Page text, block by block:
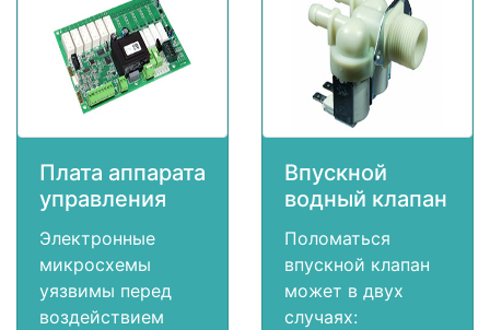
Плата аппарата
управления
Электронные
микросхемы
уязвимы перед
воздействием
Впускной
водный клапан
Поломаться
впускной клапан
может в двух
случаях: